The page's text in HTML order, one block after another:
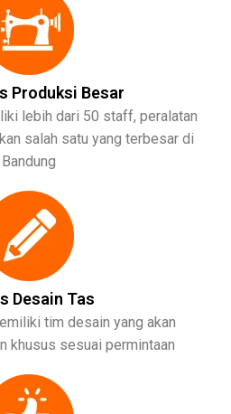
Produksi Besar
lebih dari 50 staff, peralatan
salah satu yang terbesar di
Bandung
Desain Tas
tim desain yang akan
khusus sesuai permintaan